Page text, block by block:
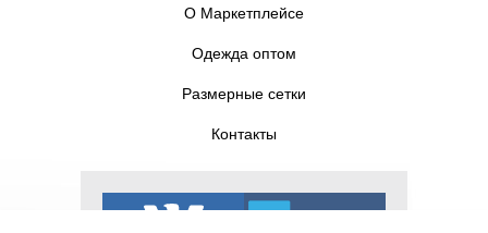
О Маркетплейсе
Одежда оптом
Размерные сетки
Контакты